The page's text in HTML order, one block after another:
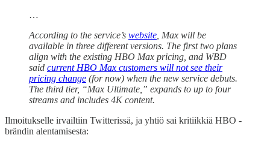
…
According to the service’s website , Max will be
available in three different versions. The first two plans
align with the existing HBO Max pricing, and WBD
said current HBO Max customers will not see their
pricing change (for now) when the new service debuts.
The third tier, “Max Ultimate,” expands to up to four
streams and includes 4K content.
Ilmoitukselle irvailtiin Twitterissä, ja yhtiö sai kritiikkiä HBO -
brändin alentamisesta: